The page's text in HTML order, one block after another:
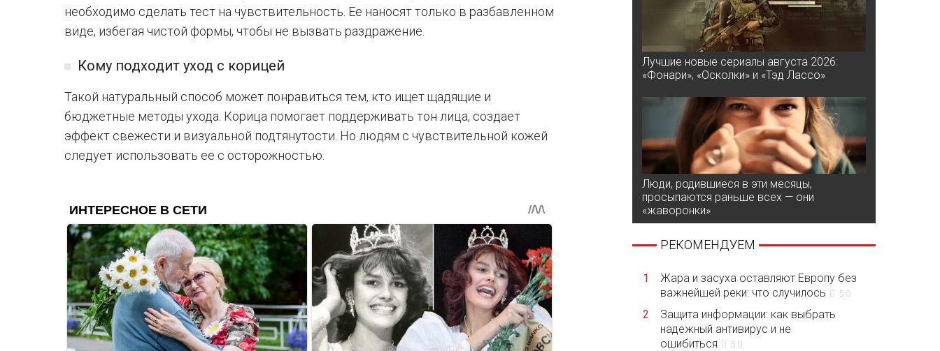
необходимо сделать тест на чувствительность. Ее наносят только в разбавленном
виде, избегая чистой формы, чтобы не вызвать раздражение.
Кому подходит уход с корицей
Такой натуральный способ может понравиться тем, кто ищет щадящие и
бюджетные методы ухода. Корица помогает поддерживать тон лица, создает
эффект свежести и визуальной подтянутости. Но людям с чувствительной кожей
следует использовать ее с осторожностью.
Лучшие новые сериалы августа 2026:
«Фонари», «Осколки» и «Тэд Лассо»
Люди, родившиеся в эти месяцы,
просыпаются раньше всех — они
«жаворонки»
РЕКОМЕНДУЕМ
1
Жара и засуха оставляют Европу без
важнейшей реки: что случилось
5.0
2
Защита информации: как выбрать
надежный антивирус и не
ошибиться
5.0